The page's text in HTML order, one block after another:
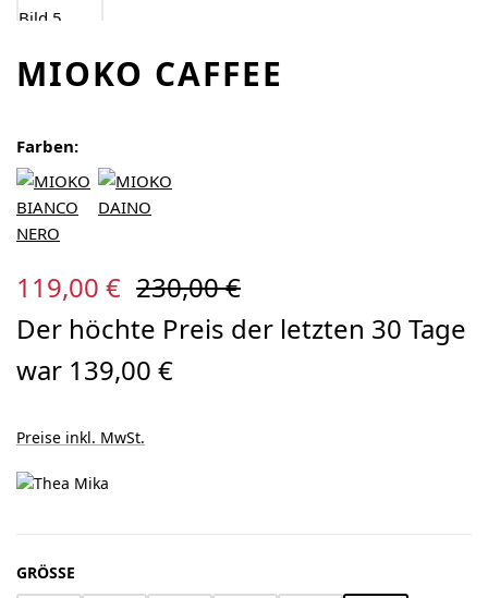
MIOKO CAFFEE
Farben:
Verkaufspreis:
119,00 € Regulärer Preis:
230,00 €
Der höchte Preis der letzten 30 Tage
war 139,00 €
Preise inkl. MwSt.
GRÖSSE